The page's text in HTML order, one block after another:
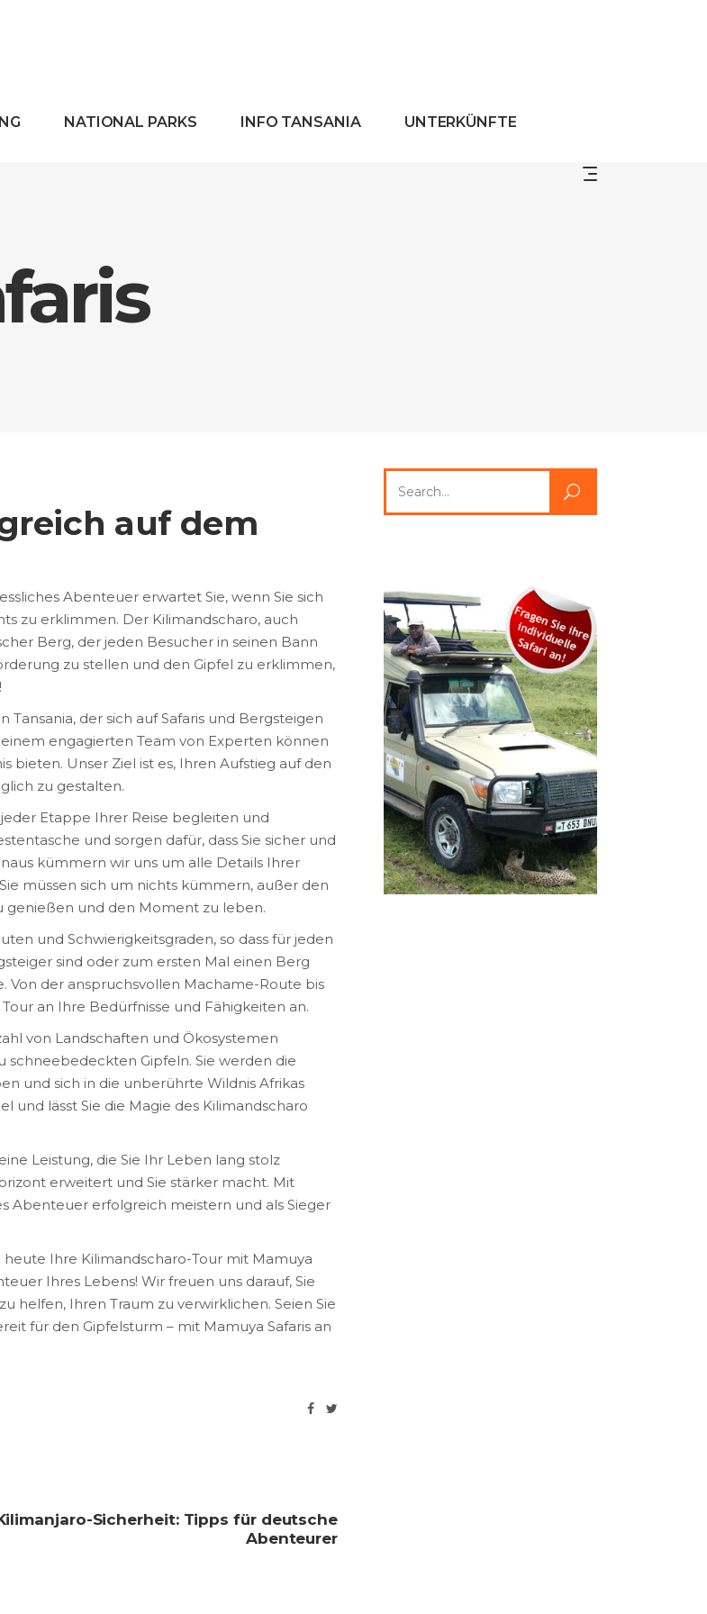
NATIONAL PARKS INFO TANSANIA UNTERKÜNFTE
auf dem
Abenteuer erwartet Sie, wenn Sie sich
zu erklimmen. Der Kilimandscharo, auch
Berg, der jeden Besucher in seinen Bann
zu stellen und den Gipfel zu erklimmen,
Tansania, der sich auf Safaris und Bergsteigen
engagierten Team von Experten können
bieten. Unser Ziel ist es, Ihren Aufstieg auf den
zu gestalten.
Etappe Ihrer Reise begleiten und
und sorgen dafür, dass Sie sicher und
kümmern wir uns um alle Details Ihrer
müssen sich um nichts kümmern, außer den
und den Moment zu leben.
und Schwierigkeitsgraden, so dass für jeden
sind oder zum ersten Mal einen Berg
Von der anspruchsvollen Machame-Route bis
an Ihre Bedürfnisse und Fähigkeiten an.
von Landschaften und Ökosystemen
Gipfeln. Sie werden die
und sich in die unberührte Wildnis Afrikas
und lässt Sie die Magie des Kilimandscharo
Leistung, die Sie Ihr Leben lang stolz
erweitert und Sie stärker macht. Mit
Abenteuer erfolgreich meistern und als Sieger
Ihre Kilimandscharo-Tour mit Mamuya
Ihres Lebens! Wir freuen uns darauf, Sie
helfen, Ihren Traum zu verwirklichen. Seien Sie
für den Gipfelsturm – mit Mamuya Safaris an
Sicherheit: Tipps für deutsche
Abenteurer
for: